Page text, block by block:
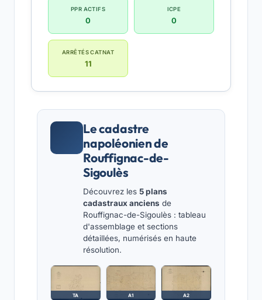
PPR ACTIFS
0
ICPE
0
ARRÊTÉS CATNAT
11
Le cadastre
napoléonien de
Rouffignac-de-
Sigoulès
Découvrez les 5 plans
cadastraux anciens de
Rouffignac-de-Sigoulès : tableau
d'assemblage et sections
détaillées, numérisés en haute
résolution.
TA A1 A2